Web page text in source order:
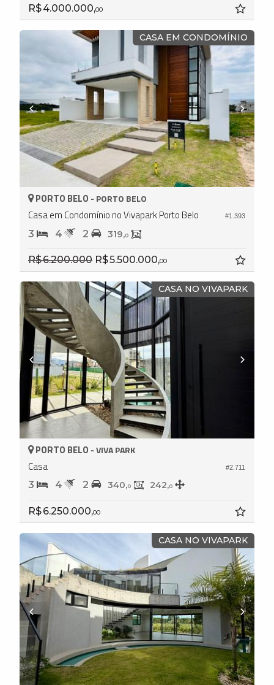
R$ 4.000.000,00
CASA EM CONDOMÍNIO
#1.393
PORTO BELO - PORTO BELO
Casa em Condomínio no Vivapark Porto Belo
3 4 2 319,0
R$ 6.200.000 R$ 5.500.000,00
CASA NO VIVAPARK
#2.711
PORTO BELO -VIVA PARK
Casa
3 4 2 340,0 242,0
R$ 6.250.000,00
CASA NO VIVAPARK